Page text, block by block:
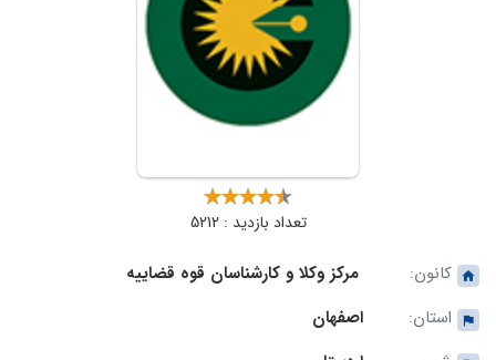
تعداد بازدید : 5212
کانون:
مرکز وکلا و کارشناسان قوه قضاییه
استان:
اصفهان